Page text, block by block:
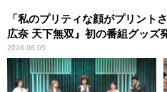
「私のプリティな顔がプリント
広奈 天下無双』初の番組グッズ
2026.08.05